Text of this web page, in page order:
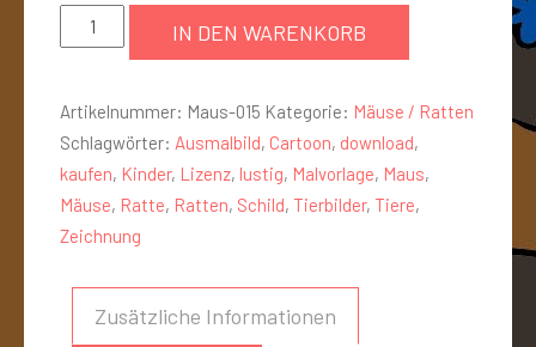
IN DEN WARENKORB
Artikelnummer: Maus-015 Kategorie: Mäuse / Ratten
Schlagwörter: Ausmalbild, Cartoon, download,
kaufen, Kinder, Lizenz, lustig, Malvorlage, Maus,
Mäuse, Ratte, Ratten, Schild, Tierbilder, Tiere,
Zeichnung
Zusätzliche Informationen